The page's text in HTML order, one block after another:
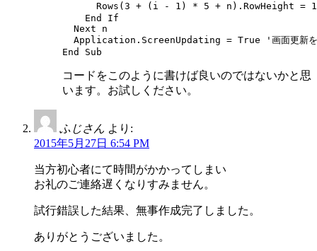
Rows(3 + (i - 1) * 5 + n).RowHeight =
    End If
  Next n
Application.ScreenUpdating = True '画面更新を
コードをこのように書けば良いのではないかと思
います。お試しください。
ふじさん より:
2015年5月27日 6:54 PM
当方初心者にて時間がかかってしまい
お礼のご連絡遅くなりすみません。
試行錯誤した結果、無事作成完了しました。
ありがとうございました。